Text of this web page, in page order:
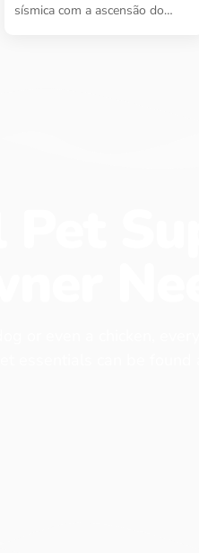
sísmica com a ascensão do…